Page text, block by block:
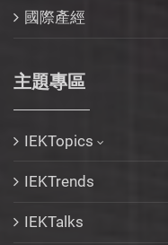
國際產經
主題專區
IEKTopics
IEKTrends
IEKTalks